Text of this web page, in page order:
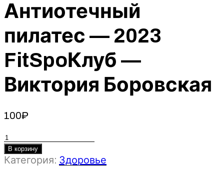
Антиотечный
пилатес — 2023
FitSpoКлуб —
Виктория Боровская
100₽
Количество
товара
Антиотечный
В корзину
Категория: Здоровье